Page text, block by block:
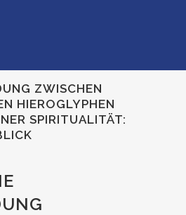
ZWISCHEN
HIEROGLYPHEN
SPIRITUALITÄT: